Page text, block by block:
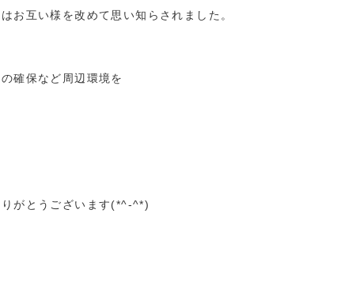
お互い様を改めて思い知らされました。
確保など周辺環境を
がとうございます(*^-^*)